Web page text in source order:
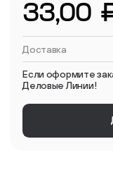
33,00
Доставка
Если оформите
Деловые Линии!